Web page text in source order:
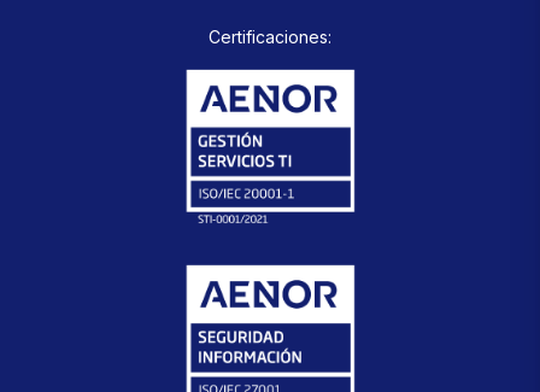
Certificaciones: